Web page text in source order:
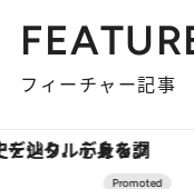
フィーチャー記事
「土佐和